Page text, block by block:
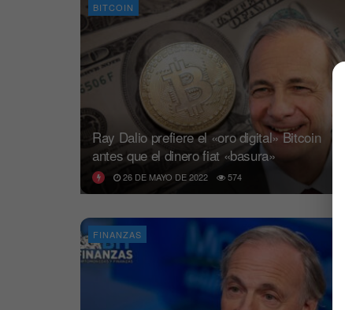
BITCOIN
Ray Dalio prefiere el «oro digital» Bitcoin
antes que el dinero fiat «basura»
26 DE MAYO DE 2022 574
FINANZAS